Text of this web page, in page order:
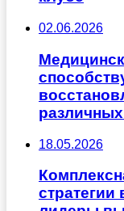
02.06.2026
18.05.2026